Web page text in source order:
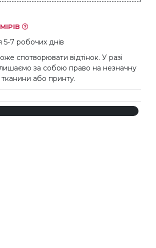
5-7 робочих днів
спотворювати відтінок. У разі
за собою право на незначну
тканини або принту.